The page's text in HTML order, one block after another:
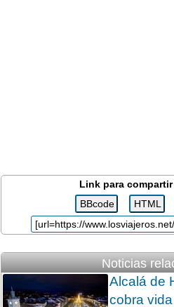
Link para
Noticias
Alcalá de
cobra